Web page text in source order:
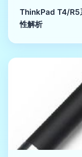
ThinkPad T4/R5
性解析